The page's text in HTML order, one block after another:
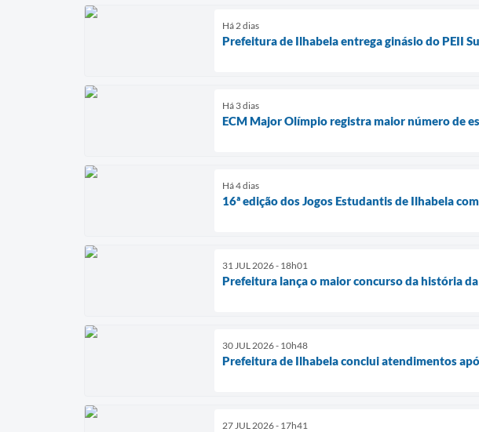
Há 2 dias
Prefeitura de Ilhabela entrega ginásio do PEII
Há 3 dias
ECM Major Olímpio registra maior número de
Há 4 dias
16ª edição dos Jogos Estudantis de Ilhabela
31 JUL 2026 - 18h01
Prefeitura lança o maior concurso da história
30 JUL 2026 - 10h48
Prefeitura de Ilhabela conclui atendimentos
27 JUL 2026 - 17h41